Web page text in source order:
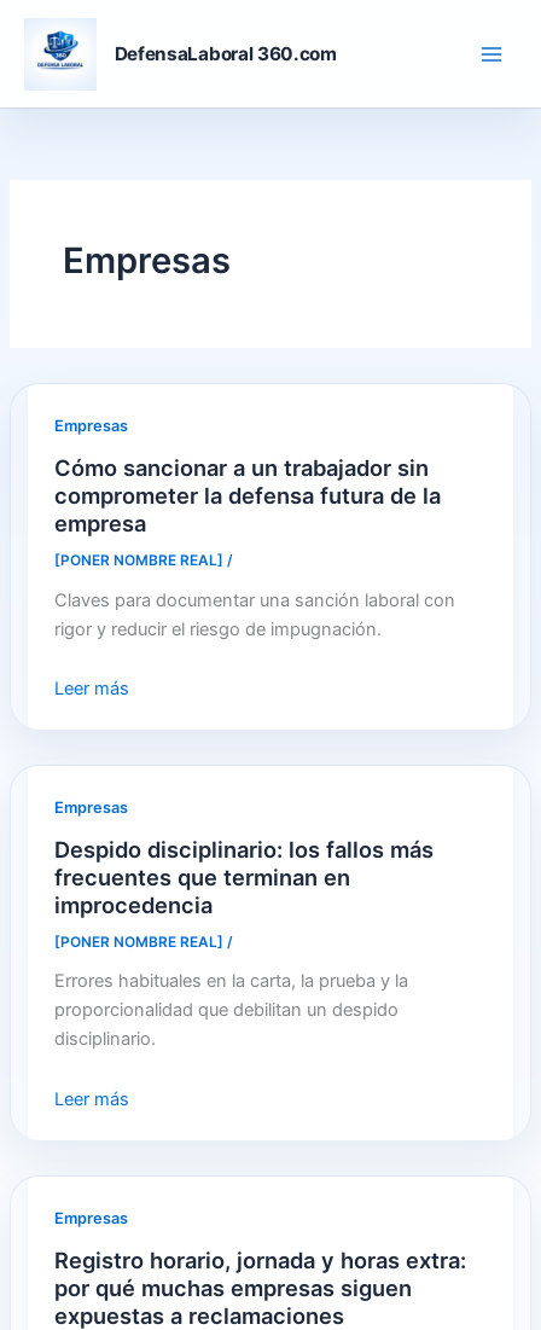
Skip
content
DefensaLaboral 360.com
Empresas
Empresas
Cómo sancionar a un trabajador sin
comprometer la defensa futura de la
empresa
[PONER NOMBRE REAL] /
Claves para documentar una sanción laboral con
rigor y reducir el riesgo de impugnación.
Leer más
Empresas
Despido disciplinario: los fallos más
frecuentes que terminan en
improcedencia
[PONER NOMBRE REAL] /
Errores habituales en la carta, la prueba y la
proporcionalidad que debilitan un despido
disciplinario.
Leer más
Empresas
Registro horario, jornada y horas extra:
por qué muchas empresas siguen
expuestas a reclamaciones